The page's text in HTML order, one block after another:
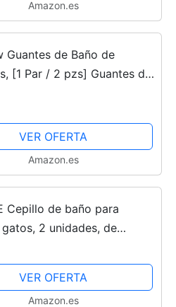
Amazon.es
Guantes de Baño de
[1 Par / 2 pzs] Guantes de
de Alta Densidad,
Masaje...
VER OFERTA
Amazon.es
Cepillo de baño para
2 unidades, de
masaje calmante, peine de
de...
VER OFERTA
Amazon.es